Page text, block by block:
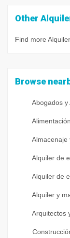
Other
Find more
Browse
Abogados
Alimentación
Almacenaje
Alquiler de
Alquiler de
Alquiler y
Arquitectos